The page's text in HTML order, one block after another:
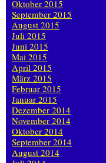
Oktober 2015
September 2015
August 2015
Juli 2015
Juni 2015
Mai 2015
April 2015
März 2015
Februar 2015
Januar 2015
Dezember 2014
November 2014
Oktober 2014
September 2014
August 2014